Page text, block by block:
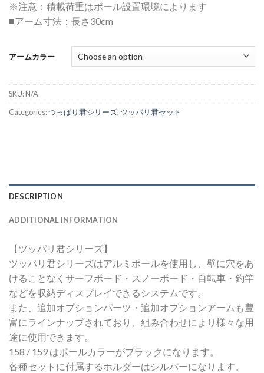
※注意：積載荷重はポール設置環境によります
■アーム寸法：長さ30cm
アームカラー
SKU:N/A
Categories:つっぱり君シリーズ, ツッパリ君セット
DESCRIPTION
ADDITIONAL INFORMATION
【ツッパリ君シリーズ】
ツッパリ君シリーズはアルミポールを使用し、壁に穴をあ
けることなくサーフボード・スノーボード・自転車・釣竿
などを収納ディスプレイできるシステムです。
また、追加オプションパーツ・追加オプションアームも豊
富にラインナップされており、組み合わせにより様々な用
途に使用できます。
158 / 159 はポールカラーがブラックになります。
各種セットに付属するホルダーはシルバーになります。